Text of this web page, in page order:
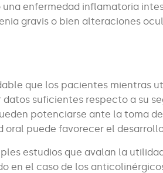
enfermedad inflamatoria
gravis o bien alteraciones
que los pacientes mientras
suficientes respecto a su
potenciarse ante la toma
oral puede favorecer el
estudios que avalan la
en el caso de los